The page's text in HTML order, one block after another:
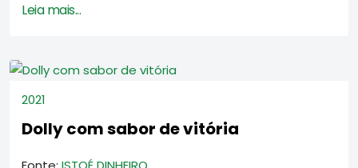
Leia mais...
2021
Dolly com sabor de vitória